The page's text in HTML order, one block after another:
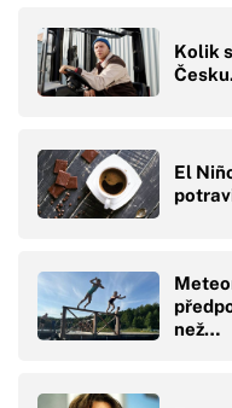
Kolik
El
než…